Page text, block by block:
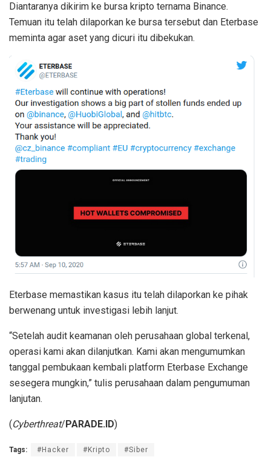
Diantaranya dikirim ke bursa kripto ternama Binance.
Temuan itu telah dilaporkan ke bursa tersebut dan Eterbase
meminta agar aset yang dicuri itu dibekukan.
Eterbase memastikan kasus itu telah dilaporkan ke pihak
berwenang untuk investigasi lebih lanjut.
“Setelah audit keamanan oleh perusahaan global terkenal,
operasi kami akan dilanjutkan. Kami akan mengumumkan
tanggal pembukaan kembali platform Eterbase Exchange
sesegera mungkin,” tulis perusahaan dalam pengumuman
lanjutan.
(Cyberthreat/PARADE.ID)
Tags: #Hacker #Kripto #Siber